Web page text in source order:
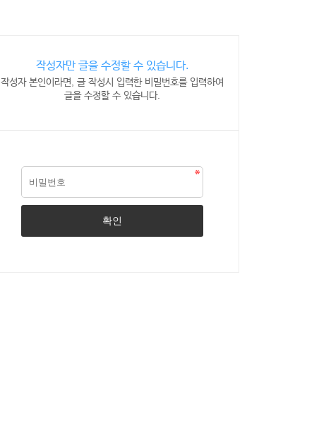
작성자만 글을 수정할 수 있습니다.
작성자 본인이라면, 글 작성시 입력한 비밀번호를 입력하여
글을 수정할 수 있습니다.